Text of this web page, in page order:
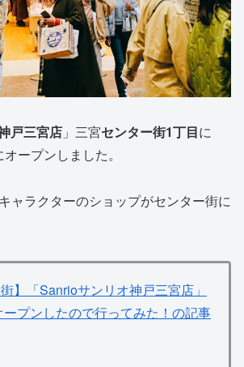
戸三宮店 」三宮センター街1丁目に
ープンしました。
ャラクターのショップがセンター街に
】「Sanrioサンリオ神戸三宮店」
プンしたので行ってみた！の記事